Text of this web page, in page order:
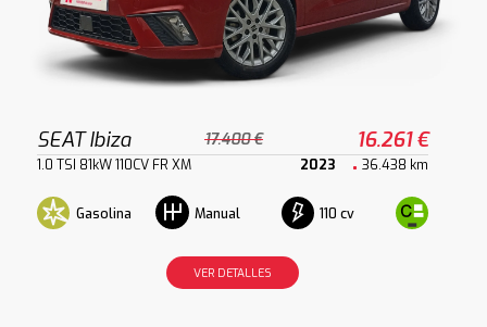
SEAT Ibiza 17.400 € 16.261 €
1.0 TSI 81kW 110CV FR XM 2023 36.438 km
Gasolina Manual 110 cv
VER DETALLES